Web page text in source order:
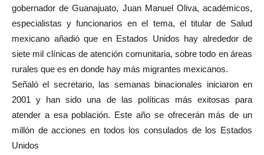
gobernador de Guanajuato, Juan Manuel Oliva, académicos,
especialistas y funcionarios en el tema, el titular de Salud
mexicano añadió que en Estados Unidos hay alrededor de
siete mil clínicas de atención comunitaria, sobre todo en áreas
rurales que es en donde hay más migrantes mexicanos.
Señaló el secretario, las semanas binacionales iniciaron en
2001 y han sido una de las políticas más exitosas para
atender a esa población. Este año se ofrecerán más de un
millón de acciones en todos los consulados de los Estados
Unidos